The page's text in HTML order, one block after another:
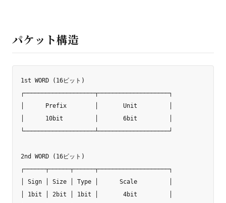
パケット構造
1st WORD (16ビット)
┌────────────────────┬────────────────────┐
│      Prefix        │       Unit         │
│      10bit         │       6bit         │
└────────────────────┴────────────────────┘
2nd WORD (16ビット)
┌──────┬──────┬──────┬────────────────────┐
│ Sign │ Size │ Type │      Scale         │
│ 1bit │ 2bit │ 1bit │       4bit         │